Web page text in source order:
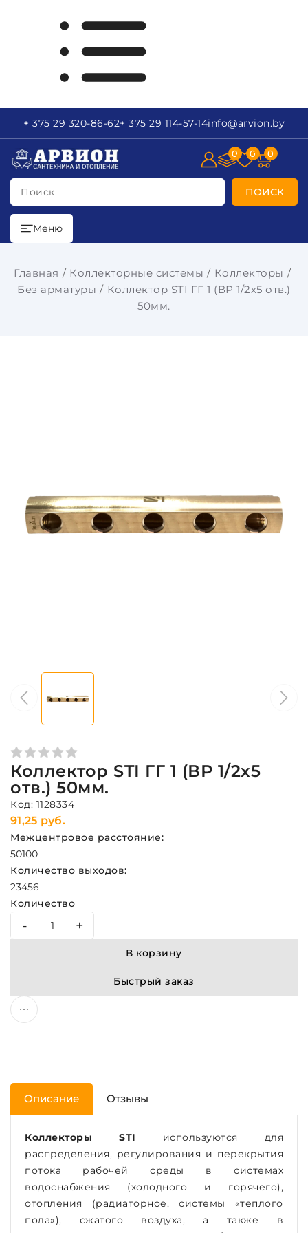
+ 375 29 320-86-62+ 375 29 114-57-14info@arvion.by
Поиск ПОИСК
0 0 0
Меню
Главная Коллекторные системы
Коллекторы
Без арматуры
Коллектор STI ГГ 1 (ВР 1/2х5 отв.)
50мм.
Коллектор STI ГГ 1 (ВР 1/2х5
отв.) 50мм.
Код: 1128334
91,25 руб.
Межцентровое расстояние:
50100
Количество выходов:
23456
Количество
- +
В корзину
Быстрый заказ
Описание Отзывы
Коллекторы STI используются для
распределения, регулирования и перекрытия
потока рабочей среды в системах
водоснабжения (холодного и горячего),
отопления (радиаторное, системы «теплого
пола»), сжатого воздуха, а также в